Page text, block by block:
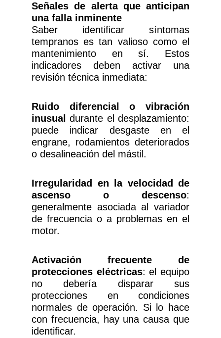
Señales de alerta que anticipan
una falla inminente
Saber identificar síntomas
tempranos es tan valioso como el
mantenimiento en sí. Estos
indicadores deben activar una
revisión técnica inmediata:
Ruido diferencial o vibración
inusual durante el desplazamiento:
puede indicar desgaste en el
engrane, rodamientos deteriorados
o desalineación del mástil.
Irregularidad en la velocidad de
ascenso o descenso:
generalmente asociada al variador
de frecuencia o a problemas en el
motor.
Activación frecuente de
protecciones eléctricas: el equipo
no debería disparar sus
protecciones en condiciones
normales de operación. Si lo hace
con frecuencia, hay una causa que
identificar.